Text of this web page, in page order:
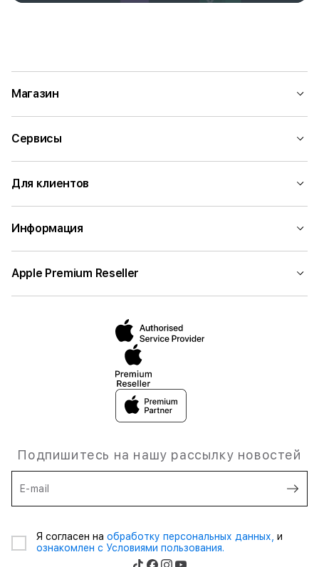
Магазин
Сервисы
Для клиентов
Информация
Apple Premium Reseller
Подпишитесь на нашу рассылку новостей
E-mail
Я согласен на обработку персональных данных, и
ознакомлен с Условиями пользования.